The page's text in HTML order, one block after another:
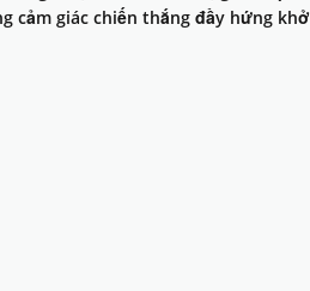
giác chiến thắng đầy hứng